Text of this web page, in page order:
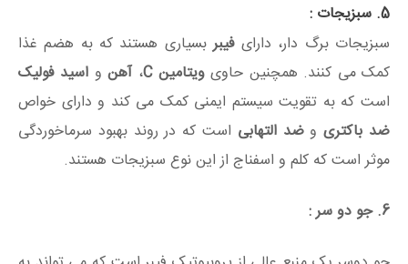
5. سبزیجات :
سبزیجات برگ دار، دارایفیبربسیاری هستند که به هضم غذا
کمک می کنند. همچنین حاوی ویتامین C ، آهنو اسید فولیک
است که به تقویت سیستم ایمنی کمک می کند و دارای خواص
ضد باکتریوضد التهابی است که در روند بهبود سرماخوردگی
موثر است که کلم و اسفناج از این نوع سبزیجات هستند.
6. جو دو سر :